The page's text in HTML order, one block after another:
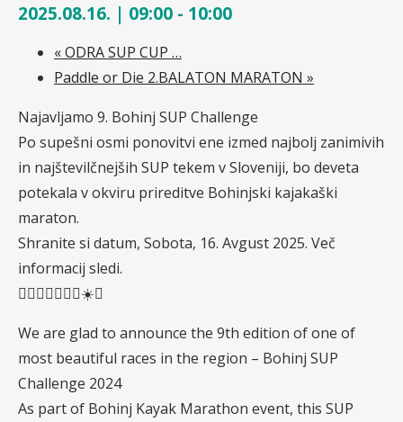
2025.08.16. | 09:00 - 10:00
«ODRA SUP CUP …
Paddle or Die 2.BALATON MARATON »
Najavljamo 9. Bohinj SUP Challenge
Po supešni osmi ponovitvi ene izmed najbolj zanimivih
in najštevilčnejših SUP tekem v Sloveniji, bo deveta
potekala v okviru prireditve Bohinjski kajakaški
maraton.
Shranite si datum, Sobota, 16. Avgust 2025. Več
informacij sledi.
🏄🏻‍♂️🏄🏻‍♀️🌅☀️🌊
We are glad to announce the 9th edition of one of
most beautiful races in the region – Bohinj SUP
Challenge 2024
As part of Bohinj Kayak Marathon event, this SUP